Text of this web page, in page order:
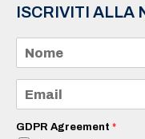
ISCRIVITI ALLA
m
e
a
iGDPR Agreement *